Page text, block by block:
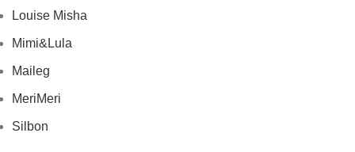
Louise Misha
Mimi&Lula
Maileg
MeriMeri
Silbon